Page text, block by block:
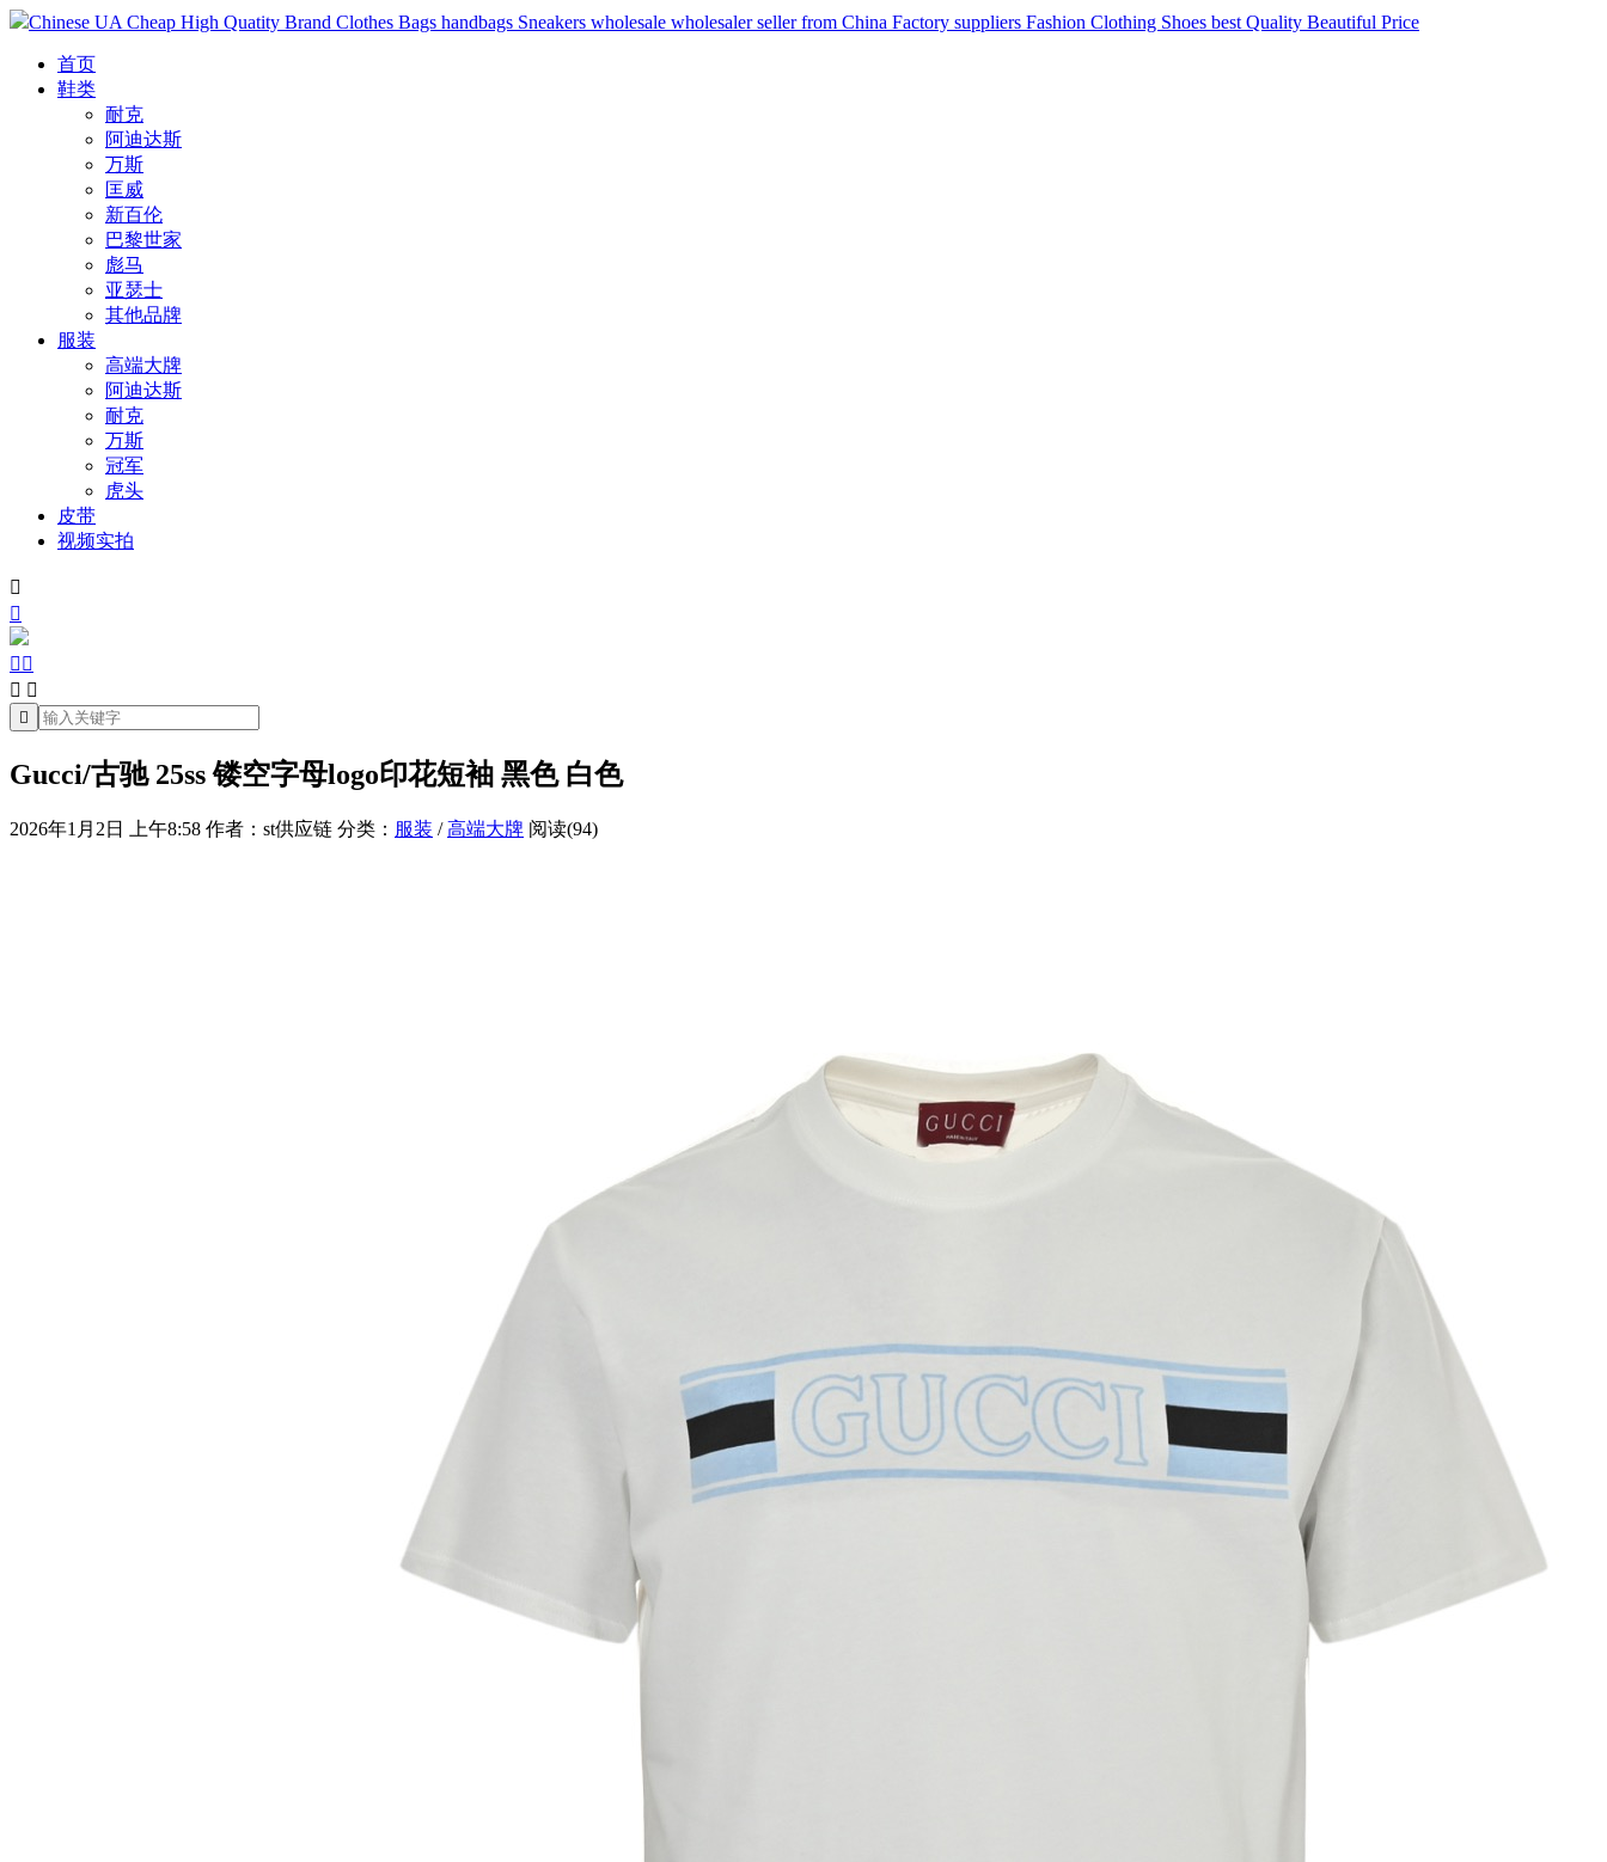
Chinese UA Cheap High Quatity Brand Clothes Bags handbags Sneakers wholesale wholesaler seller from China Factory suppliers Fashion Clothing Shoes best Quality Beautiful Price
首页
鞋类
耐克
阿迪达斯
万斯
匡威
新百伦
巴黎世家
彪马
亚瑟士
其他品牌
服装
高端大牌
阿迪达斯
耐克
万斯
冠军
虎头
皮带
视频实拍


 
 

Gucci/古驰 25ss 镂空字母logo印花短袖 黑色 白色
2026年1月2日 上午8:58 作者：st供应链 分类： 服装 /高端大牌 阅读(94)